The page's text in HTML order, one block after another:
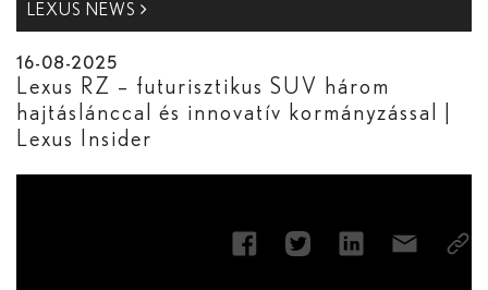
LEXUS NEWS
16-08-2025
Lexus RZ – futurisztikus SUV három
hajtáslánccal és innovatív kormányzással |
Lexus Insider
Keresés...